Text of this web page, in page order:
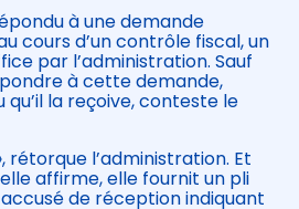
à une demande
cours d’un contrôle fiscal, un
par l’administration. Sauf
à cette demande,
la reçoive, conteste le
rétorque l’administration. Et
affirme, elle fournit un pli
de réception indiquant